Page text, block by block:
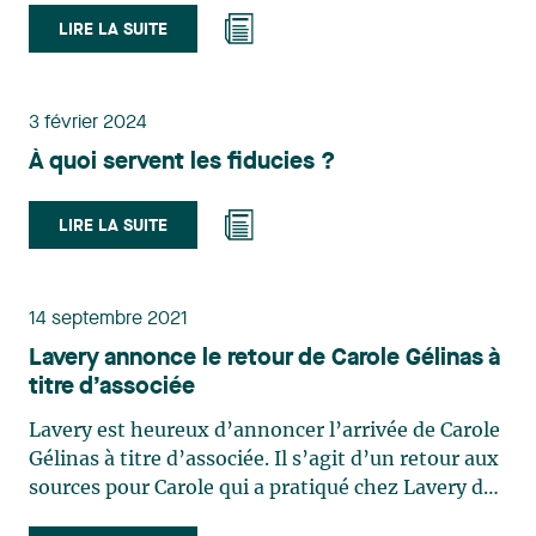
croissance claire, d’une culture de collaboration et
d’un environnement à taille humaine en fait un
engagés. » Son arrivée vient enrichir notre
expertise et renforcer notre capacité à offrir un
accompagnement complet et adapté aux enjeux
complexes auxquels font face nos clients.
LIRE LA SUITE
3 février 2024
À quoi servent les fiducies ?
LIRE LA SUITE
14 septembre 2021
Lavery annonce le retour de Carole Gélinas à
titre d’associée
Lavery est heureux d’annoncer l’arrivée de Carole
Gélinas à titre d’associée. Il s’agit d’un retour aux
sources pour Carole qui a pratiqué chez Lavery de